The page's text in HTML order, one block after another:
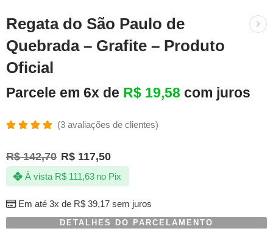
Regata do São Paulo de
Quebrada – Grafite – Produto
Oficial
Parcele em 6x de R$ 19,58 com juros
5.00de 5,
com
baseado
em
de
clientes
(3avaliações de clientes)
R$142,70 R$ 117,50
Em até 3x de R$39,17sem juros
À vista R$111,63 no Pix
DETALHES DO PARCELAMENTO